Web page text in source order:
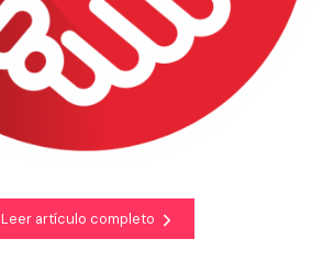
Leer artículo completo